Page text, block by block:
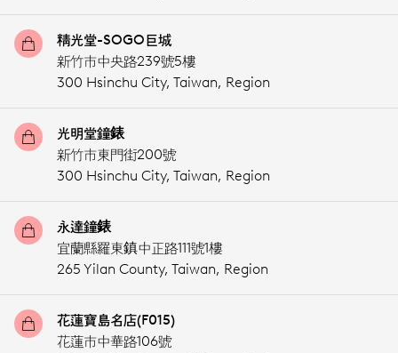
精光堂-SOGO巨城
新竹市中央路239號5樓
300 Hsinchu City, Taiwan, Region
光明堂鐘錶
新竹市東門街200號
300 Hsinchu City, Taiwan, Region
永達鐘錶
宜蘭縣羅東鎮中正路111號1樓
265 Yilan County, Taiwan, Region
花蓮寶島名店(F015)
花蓮市中華路106號